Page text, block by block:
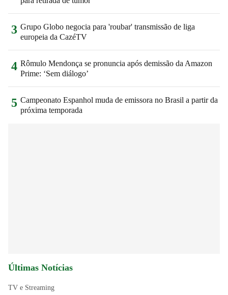
3 Grupo Globo negocia para 'roubar' transmissão de liga
europeia da CazéTV
4 Rômulo Mendonça se pronuncia após demissão da Amazon
Prime: ‘Sem diálogo’
5 Campeonato Espanhol muda de emissora no Brasil a partir da
próxima temporada
Últimas Notícias
TV e Streaming